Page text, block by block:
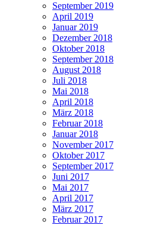
September 2019
April 2019
Januar 2019
Dezember 2018
Oktober 2018
September 2018
August 2018
Juli 2018
Mai 2018
April 2018
März 2018
Februar 2018
Januar 2018
November 2017
Oktober 2017
September 2017
Juni 2017
Mai 2017
April 2017
März 2017
Februar 2017